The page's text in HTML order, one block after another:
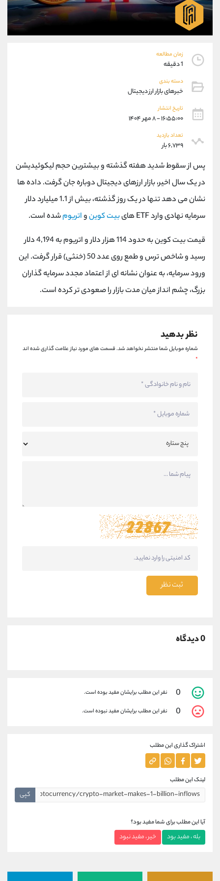
زمان مطالعه
1 دقیقه
دسته بندی
خبرهای بازار ارز دیجیتال
تاریخ انتشار
۱۶:۵۵:۰۰ - ۸ مهر ۱۴۰۴
تعداد بازدید
۶,۷۳۹ بار
پس از سقوط شدید هفته گذشته و بیشترین حجم لیکوئیدیشن
در یک سال اخیر، بازار ارزهای دیجیتال دوباره جان گرفت. داده ها
نشان می دهد تنها در یک روز گذشته، بیش از 1.1 میلیارد دلار
سرمایه نهادی وارد ETF های
بیت کوینواتریومشده است.
قیمت بیت کوین به حدود 114 هزار دلار و اتریوم به 4,194 دلار
رسید و شاخص ترس و طمع روی عدد 50 (خنثی) قرار گرفت. این
ورود سرمایه، به عنوان نشانه ای از اعتماد مجدد سرمایه گذاران
بزرگ، چشم انداز میان مدت بازار را صعودی تر کرده است.
نظر بدهید
شماره موبایل شما منتشر نخواهد شد.قسمت های مورد نیاز علامت گذاری شده اند
*
ثبت نظر
0 دیدگاه
0 نفر این مطلب برایشان مفید بوده است.
0 نفر این مطلب برایشان مفید نبوده است.
اشتراک گذاری این مطلب
لینک این مطلب
کپی
آیا این مطلب برای شما مفید بود؟
بله ، مفید بود خیر ، مفید نبود
09304891085
واتساپ شروع گفتگو
تلگرام @Armteam_admin_103
پشتیبان فروش
موبایل
واتساپ
تلگرام
داخلی
اطلاعات تماس
021-22021030
بدون پیش شماره 90001030
اینستاگرام @alireza.mehrabii
کانال تلگرام @alirezamehrabi_com